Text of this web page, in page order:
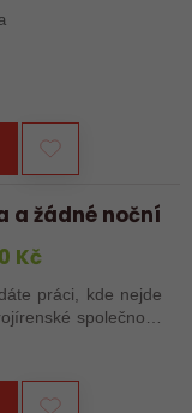
a žádné noční
Kč
práci, kde nejde